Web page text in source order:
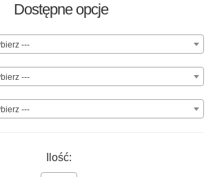
Dostępne opcje
---
---
---
Ilość: